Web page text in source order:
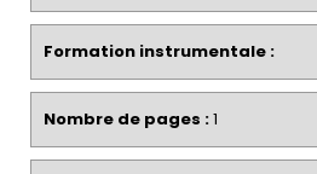
Formation instrumentale :
Nombre de pages :1